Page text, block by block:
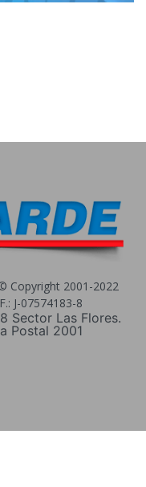
Copyright 2001-2022
J-07574183-8
Sector Las Flores.
Postal 2001